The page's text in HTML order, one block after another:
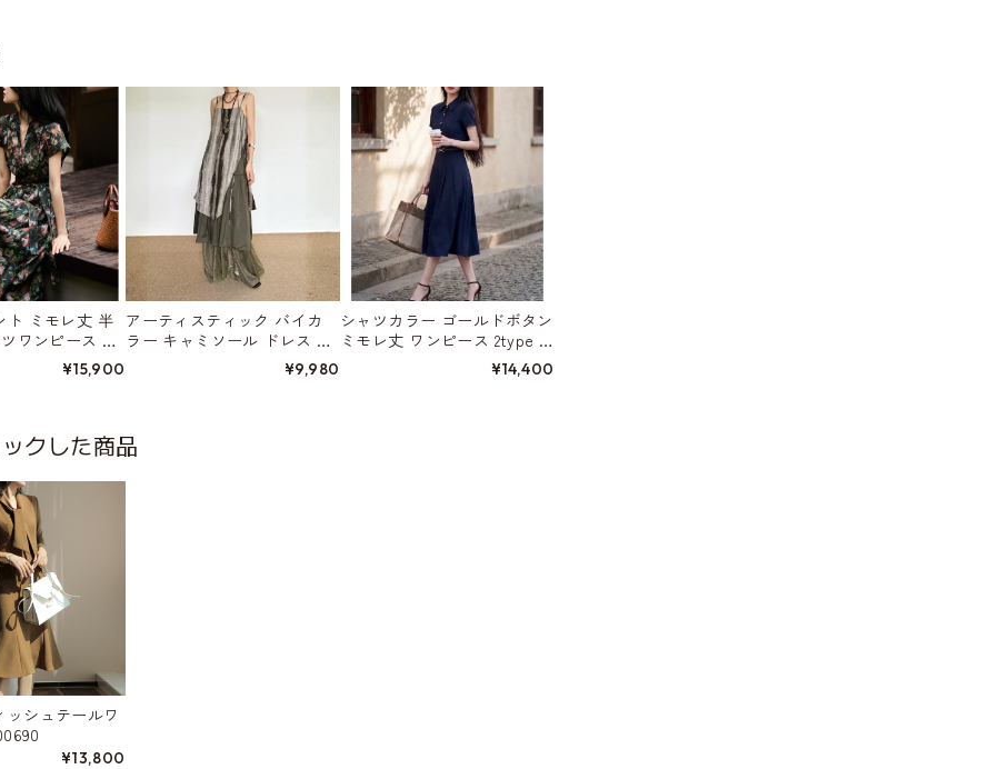
ト ミモレ丈 半
ワンピース W0
¥15,900
アーティスティック バイカ
ラー キャミソール ドレス W0
¥9,980
シャツカラー ゴールドボタン
ミモレ丈 ワンピース 2type W
¥14,400
クした商品
ッシュテールワ
¥13,800